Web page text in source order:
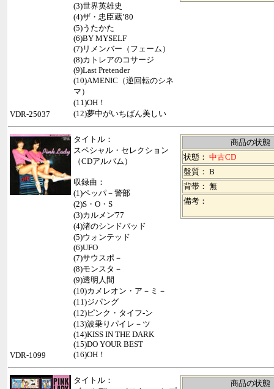
(3)世界英雄史
(4)ザ・忠臣蔵’80
(5)うたかた
(6)BY MYSELF
(7)リメンバー（フェーム）
(8)カトレアのコサージ
(9)Last Pretender
(10)AMENIC（逆回転のシネ
マ）
(11)OH！
(12)夢中がいちばん美しい
VDR-25037
タイトル：
スペシャル・セレクション
（CDアルバム）
収録曲：
(1)ペッパ－警部
(2)S・O・S
(3)カルメン'77
(4)渚のシンドバッド
(5)ウォンテッド
(6)UFO
(7)サウスポ－
(8)モンスタ－
(9)透明人間
(10)カメレオン・ア－ミ－
(11)ジパング
(12)ピンク・タイフ-ン
(13)波乗りパイレ－ツ
(14)KISS IN THE DARK
(15)DO YOUR BEST
(16)OH！
商品の状態
状態： 中古CD
盤質： B
背帯： 無
備考：
VDR-1099
タイトル：
商品の状態